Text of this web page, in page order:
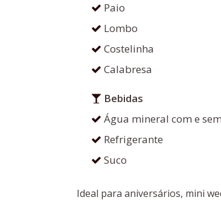
Paio
Lombo
Costelinha
Calabresa
Bebidas
Água mineral com e
Refrigerante
Suco
Ideal para aniversários, mini